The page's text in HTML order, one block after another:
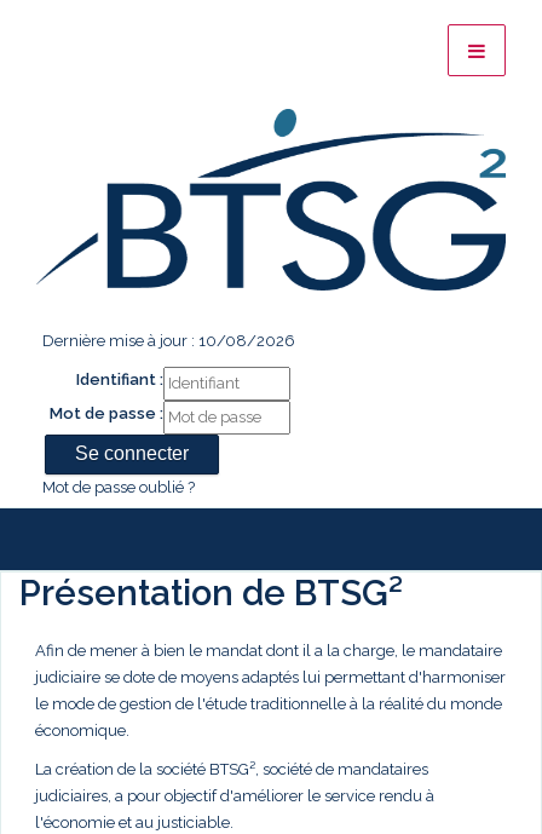
Dernière mise à jour : 10/08/2026
Identifiant :
Mot de passe :
Mot de passe oublié ?
Présentation de BTSG²
Afin de mener à bien le mandat dont il a la charge, le mandataire
judiciaire se dote de moyens adaptés lui permettant d'harmoniser
le mode de gestion de l'étude traditionnelle à la réalité du monde
économique.
La création de la société BTSG², société de mandataires
judiciaires, a pour objectif d'améliorer le service rendu à
l'économie et au justiciable.